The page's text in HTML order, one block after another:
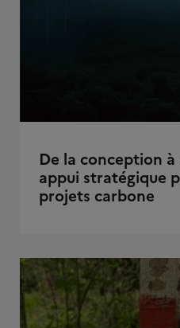
De la conception à
appui stratégique
projets carbone